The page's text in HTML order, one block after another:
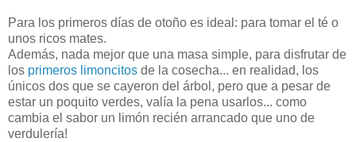
Para los primeros días de otoño es ideal: para tomar el té o
unos ricos mates.
Además, nada mejor que una masa simple, para disfrutar de
los primeros limoncitos de la cosecha... en realidad, los
únicos dos que se cayeron del árbol, pero que a pesar de
estar un poquito verdes, valía la pena usarlos... como
cambia el sabor un limón recién arrancado que uno de
verdulería!